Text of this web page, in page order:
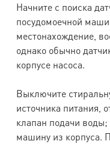
Начните с поиска
посудомоечной
местонахождение,
однако обычно
корпусе насоса.
Выключите
источника питания,
клапан подачи
машину из корпуса.